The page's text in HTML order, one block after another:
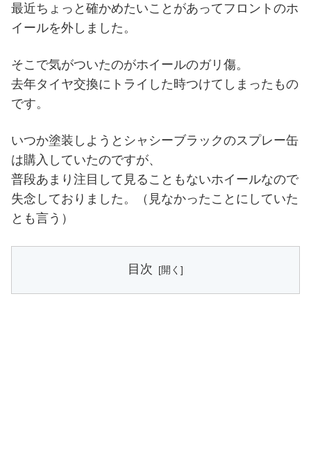
最近ちょっと確かめたいことがあってフロントのホ
イールを外しました。
そこで気がついたのがホイールのガリ傷。
去年タイヤ交換にトライした時つけてしまったもの
です。
いつか塗装しようとシャシーブラックのスプレー缶
は購入していたのですが、
普段あまり注目して見ることもないホイールなので
失念しておりました。（見なかったことにしていた
とも言う）
目次